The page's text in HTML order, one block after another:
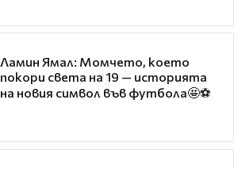
Ламин Ямал: Момчето, което
покори света на 19 — историята
на новия символ във футбола🤩⚽